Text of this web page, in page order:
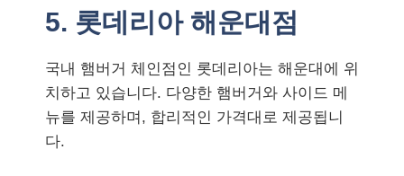
5. 롯데리아 해운대점
국내 햄버거 체인점인 롯데리아는 해운대에 위
치하고 있습니다. 다양한 햄버거와 사이드 메
뉴를 제공하며, 합리적인 가격대로 제공됩니
다.